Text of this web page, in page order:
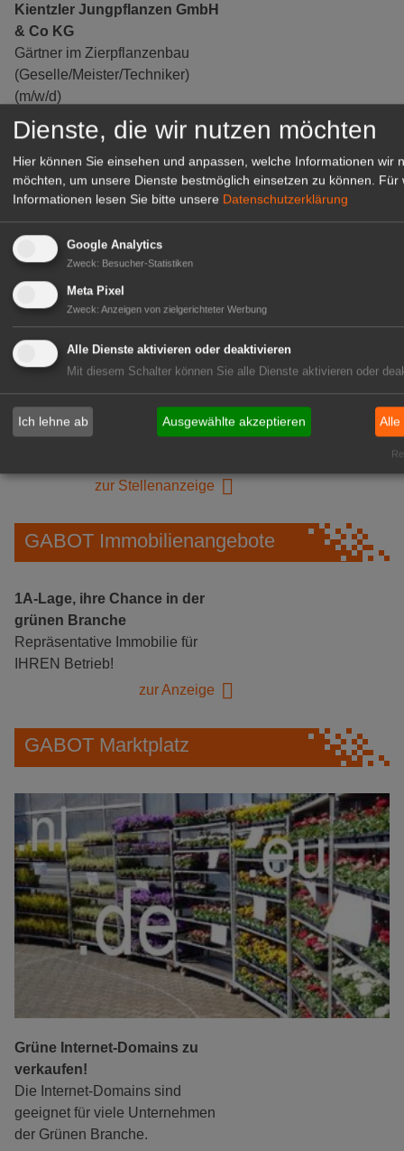
Kientzler Jungpflanzen GmbH
& Co KG
Gärtner im Zierpflanzenbau
(Geselle/Meister/Techniker)
(m/w/d)
Gensingen
zur Stellenanzeige
Gärtnerei Hanns
Mitarbeiter (m/w/d) für unsere
Logistikhalle
zur Stellenanzeige
GABOT Immobilienangebote
1A-Lage, ihre Chance in der
grünen Branche
Repräsentative Immobilie für
IHREN Betrieb!
zur Anzeige
GABOT Marktplatz
Grüne Internet-Domains zu
verkaufen!
Die Internet-Domains sind
geeignet für viele Unternehmen
der Grünen Branche.
Dienste, die wir nutzen möchten
Hier können Sie einsehen und anpassen, welche Informationen wir
möchten, um unsere Dienste bestmöglich einsetzen zu können.
Für
Informationen lesen Sie bitte unsere Datenschutzerklärung
Google Analytics
Zweck: Besucher-Statistiken
Meta Pixel
Zweck: Anzeigen von zielgerichteter Werbung
Alle Dienste aktivieren oder deaktivieren
Mit diesem Schalter können Sie alle Dienste aktivieren oder
Ich lehne ab Ausgewählte akzeptieren Alle